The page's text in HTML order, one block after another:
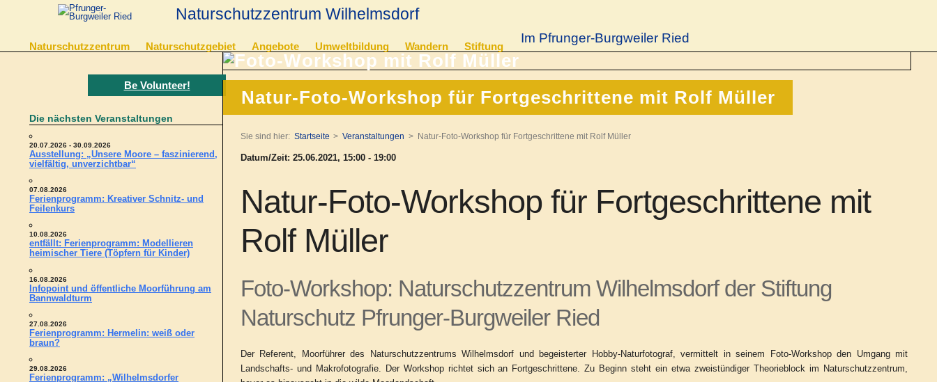
Naturschutzzentrum Wilhelmsdorf
Im Pfrunger-Burgweiler Ried
Naturschutzzentrum Naturschutzgebiet Angebote Umweltbildung Wandern Stiftung
Natur-Foto-Workshop für Fortgeschrittene mit Rolf Müller
Sie sind hier: Startseite Veranstaltungen Natur-Foto-Workshop für Fortgeschrittene mit Rolf Müller
Datum/Zeit: 25.06.2021, 15:00 - 19:00
Natur-Foto-Workshop für Fortgeschrittene mit
Rolf Müller
Foto-Workshop: Naturschutzzentrum Wilhelmsdorf der Stiftung
Naturschutz Pfrunger-Burgweiler Ried
Der Referent, Moorführer des Naturschutzzentrums Wilhelmsdorf und begeisterter Hobby-Naturfotograf, vermittelt in seinem Foto-Workshop den Umgang mit
Landschafts- und Makrofotografie. Der Workshop richtet sich an Fortgeschrittene. Zu Beginn steht ein etwa zweistündiger Theorieblock im Naturschutzzentrum,
Be Volunteer!
Die nächsten Veranstaltungen
20.07.2026 - 30.09.2026
Ausstellung: „Unsere Moore – faszinierend,
vielfältig, unverzichtbar“
07.08.2026
Ferienprogramm: Kreativer Schnitz- und
Feilenkurs
10.08.2026
entfällt: Ferienprogramm: Modellieren
heimischer Tiere (Töpfern für Kinder)
16.08.2026
Infopoint und öffentliche Moorführung am
Bannwaldturm
27.08.2026
Ferienprogramm: Hermelin: weiß oder
braun?
29.08.2026
Ferienprogramm: „Wilhelmsdorfer